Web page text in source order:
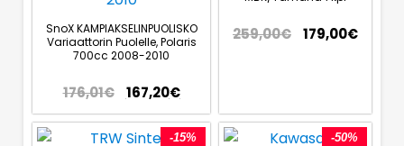
SnoX KAMPIAKSELINPUOLISKO
Variaattorin Puolelle, Polaris
700cc 2008-2010
176,01€ 167,20€
259,00€ 179,00€
-15% -50%